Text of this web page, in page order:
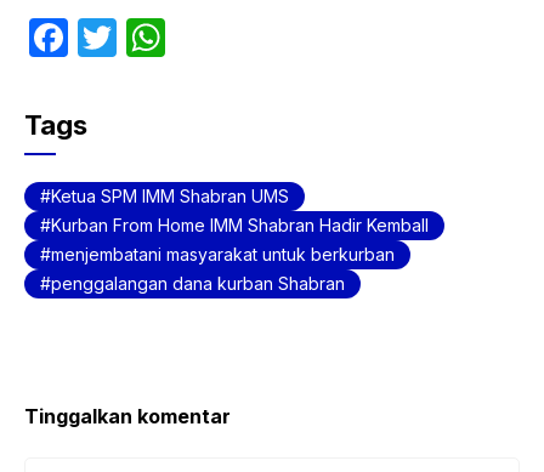
F
c
e
b
o
o
k
T
A
p
p
Tags
Ketua SPM IMM Shabran UMS
Kurban From Home IMM Shabran Hadir KembalI
menjembatani masyarakat untuk berkurban
penggalangan dana kurban Shabran
Tinggalkan komentar